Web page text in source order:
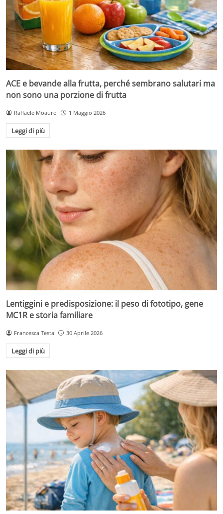
ACE e bevande alla frutta, perché sembrano salutari ma
non sono una porzione di frutta
Raffaele Moauro 1 Maggio 2026
Leggi di più
Lentiggini e predisposizione: il peso di fototipo, gene
MC1R e storia familiare
Francesca Testa 30 Aprile 2026
Leggi di più